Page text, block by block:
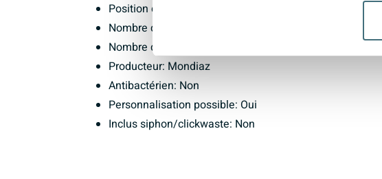
Position de l'évier: Double
Nombre d'éviers: 2
Nombre de trous de robinet: 2
Producteur: Mondiaz
Antibactérien: Non
Personnalisation possible: Oui
Inclus siphon/clickwaste: Non